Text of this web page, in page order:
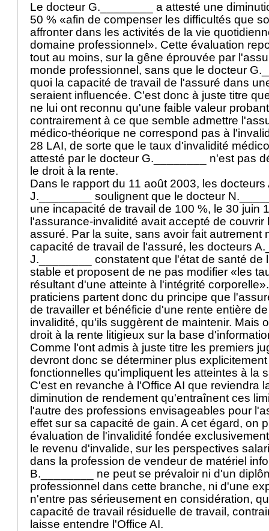
Le docteur G.________ a attesté une
50 % «afin de compenser les difficultés que
affronter dans les activités de la vie
domaine professionnel». Cette évaluation
tout au moins, sur la gêne éprouvée par
monde professionnel, sans que le docteur
quoi la capacité de travail de l'assuré dans
seraient influencée. C'est donc à juste titre
ne lui ont reconnu qu'une faible valeur
contrairement à ce que semble admettre
médico-théorique ne correspond pas à
28 LAI, de sorte que le taux d'invalidité
attesté par le docteur G.________ n'est pas
le droit à la rente.
Dans le rapport du 11 août 2003, les
J.________ soulignent que le docteur
une incapacité de travail de 100 %, le 30 juin
l'assurance-invalidité avait accepté de couvrir
assuré. Par la suite, sans avoir fait autrement
capacité de travail de l'assuré, les docteurs
J.________ constatent que l'état de santé de
stable et proposent de ne pas modifier «les
résultant d'une atteinte à l'intégrité
praticiens partent donc du principe que
de travailler et bénéficie d'une rente entière
invalidité, qu'ils suggèrent de maintenir. Mais
droit à la rente litigieux sur la base
Comme l'ont admis à juste titre les premiers
devront donc se déterminer plus
fonctionnelles qu'impliquent les atteintes à la
C'est en revanche à l'Office AI que reviendra
diminution de rendement qu'entraînent ces
l'autre des professions envisageables pour
effet sur sa capacité de gain. A cet égard, on
évaluation de l'invalidité fondée
le revenu d'invalide, sur les perspectives
dans la profession de vendeur de matériel
B.________ ne peut se prévaloir ni d'un
professionnel dans cette branche, ni d'une
n'entre pas sérieusement en considération,
capacité de travail résiduelle de travail,
laisse entendre l'Office AI.